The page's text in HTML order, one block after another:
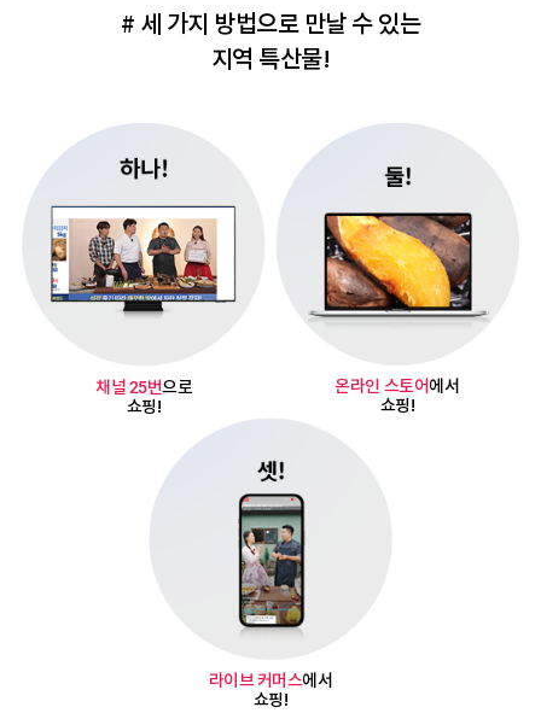
# 세 가지 방법으로 만날 수 있는
지역 특산물!
채널 25번으로
쇼핑!
온라인 스토어에서
쇼핑!
라이브 커머스에서
쇼핑!